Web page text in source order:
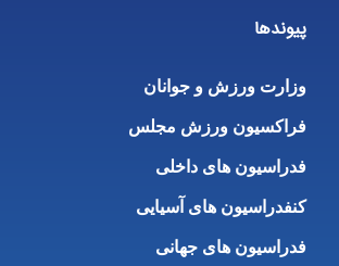
پیوندها
وزارت ورزش و جوانان
فراکسیون ورزش مجلس
فدراسیون های داخلی
کنفدراسیون های آسیایی
فدراسیون های جهانی